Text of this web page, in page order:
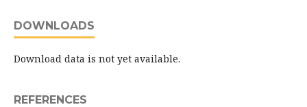
DOWNLOADS
Download data is not yet available.
REFERENCES